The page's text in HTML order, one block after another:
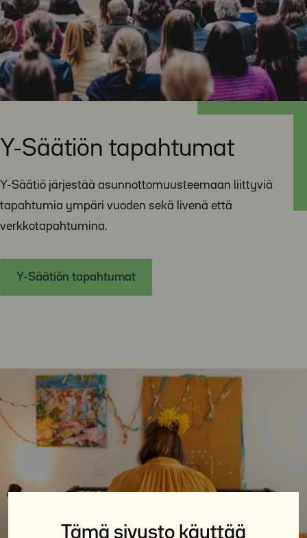
Tämä sivusto käyttää
Y-Säätiön tapahtumat
Y-Säätiö järjestää asunnottomuusteemaan liittyviä
tapahtumia ympäri vuoden sekä livenä että
verkkotapahtumina.
Y-Säätiön tapahtumat